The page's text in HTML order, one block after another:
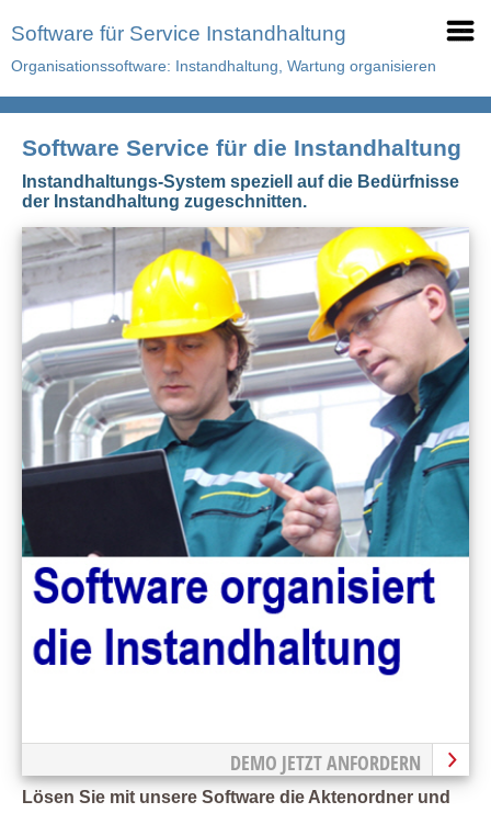
Software für Service Instandhaltung
Organisationssoftware: Instandhaltung, Wartung organisieren
Software Service für die Instandhaltung
Instandhaltungs-System speziell auf die Bedürfnisse
der Instandhaltung zugeschnitten.
DEMO JETZT ANFORDERN
Lösen Sie mit unsere Software die Aktenordner und